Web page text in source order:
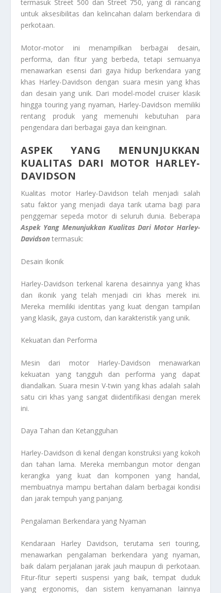
termasuk Street 500 dan Street 750, yang di rancang
untuk aksesibilitas dan kelincahan dalam berkendara di
perkotaan.
Motor-motor ini menampilkan berbagai desain,
performa, dan fitur yang berbeda, tetapi semuanya
menawarkan esensi dari gaya hidup berkendara yang
khas Harley-Davidson dengan suara mesin yang khas
dan desain yang unik. Dari model-model cruiser klasik
hingga touring yang nyaman, Harley-Davidson memiliki
rentang produk yang memenuhi kebutuhan para
pengendara dari berbagai gaya dan keinginan.
ASPEK YANG MENUNJUKKAN
KUALITAS DARI MOTOR HARLEY-
DAVIDSON
Kualitas motor Harley-Davidson telah menjadi salah
satu faktor yang menjadi daya tarik utama bagi para
penggemar sepeda motor di seluruh dunia. Beberapa
Aspek Yang Menunjukkan Kualitas Dari Motor Harley-
Davidson termasuk:
Desain Ikonik
Harley-Davidson terkenal karena desainnya yang khas
dan ikonik yang telah menjadi ciri khas merek ini.
Mereka memiliki identitas yang kuat dengan tampilan
yang klasik, gaya custom, dan karakteristik yang unik.
Kekuatan dan Performa
Mesin dari motor Harley-Davidson menawarkan
kekuatan yang tangguh dan performa yang dapat
diandalkan. Suara mesin V-twin yang khas adalah salah
satu ciri khas yang sangat diidentifikasi dengan merek
ini.
Daya Tahan dan Ketangguhan
Harley-Davidson di kenal dengan konstruksi yang kokoh
dan tahan lama. Mereka membangun motor dengan
kerangka yang kuat dan komponen yang handal,
membuatnya mampu bertahan dalam berbagai kondisi
dan jarak tempuh yang panjang.
Pengalaman Berkendara yang Nyaman
Kendaraan Harley Davidson, terutama seri touring,
menawarkan pengalaman berkendara yang nyaman,
baik dalam perjalanan jarak jauh maupun di perkotaan.
Fitur-fitur seperti suspensi yang baik, tempat duduk
yang ergonomis, dan sistem kenyamanan lainnya